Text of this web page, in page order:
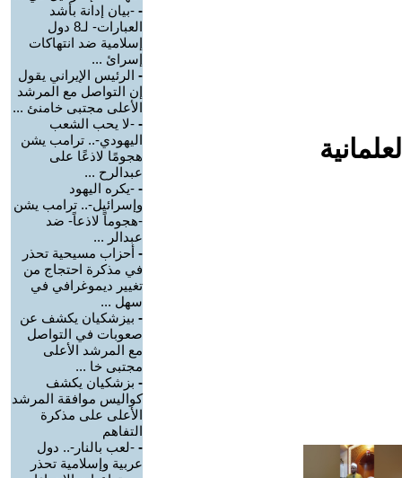
- -بيان إدانة بأشد
العبارات- لـ8 دول
إسلامية ضد انتهاكات
إسرائ ...
- الرئيس الإيراني يقول
إن التواصل مع المرشد
الأعلى مجتبى خامنئ ...
- -لا يحب الشعب
اليهودي-.. ترامب يشن
هجومًا لاذعًا على
عبدالرح ...
- -يكره اليهود
وإسرائيل-.. ترامب يشن
-هجوماً لاذعاً- ضد
عبدالر ...
- أحزاب مسيحية تحذر
في مذكرة احتجاج من
تغيير ديموغرافي في
سهل ...
- بيزشكيان يكشف عن
صعوبات في التواصل
مع المرشد الأعلى
مجتبى خا ...
- بزشكيان يكشف
كواليس موافقة المرشد
الأعلى على مذكرة
التفاهم
- -لعب بالنار-.. دول
عربية وإسلامية تحذر